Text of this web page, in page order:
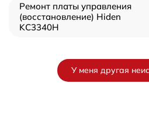
Ремонт платы управления
(восстановление) Hiden
KC3340H
У меня другая